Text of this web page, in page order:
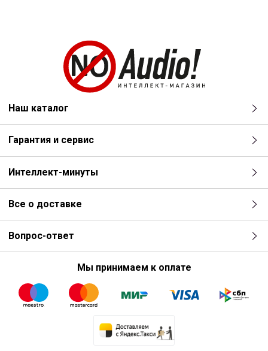
Наш каталог
Гарантия и сервис
Интеллект-минуты
Все о доставке
Вопрос-ответ
Мы принимаем к оплате